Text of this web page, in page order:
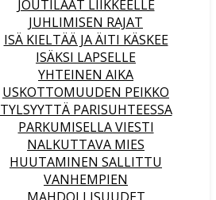
JOUTILAAT LIIKKEELLE
JUHLIMISEN RAJAT
ISÄ KIELTÄÄ JA ÄITI KÄSKEE
ISÄKSI LAPSELLE
YHTEINEN AIKA
USKOTTOMUUDEN PEIKKO
TYLSYYTTÄ PARISUHTEESSA
PARKUMISELLA VIESTI
NALKUTTAVA MIES
HUUTAMINEN SALLITTU
VANHEMPIEN